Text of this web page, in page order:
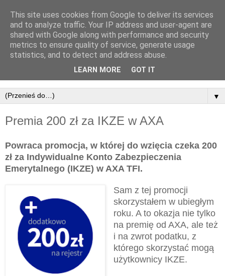
Promocjobranie
Blog Mr. Złotówy, autora bloga Bankobranie ™ o
promocjach z gwarantowanymi nagrodami, ale tym razem
▼
Premia 200 zł za IKZE w AXA
Powraca promocja, w której do wzięcia czeka 200
zł za Indywidualne Konto Zabezpieczenia
Emerytalnego (IKZE) w AXA TFI.
Sam z tej promocji
skorzystałem w ubiegłym
roku. A to okazja nie tylko
na premię od AXA, ale też
i na zwrot podatku, z
którego skorzystać mogą
użytkownicy IKZE.
This site uses cookies from Google to deliver its services
and to analyze traffic. Your IP address and user-agent are
shared with Google along with performance and security
metrics to ensure quality of service, generate usage
statistics, and to detect and address abuse.
LEARN MORE GOT IT